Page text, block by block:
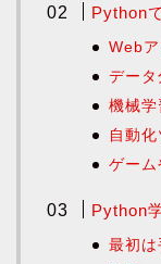
Python
Web
データ
機械学
自動
ゲー
Python
最初は